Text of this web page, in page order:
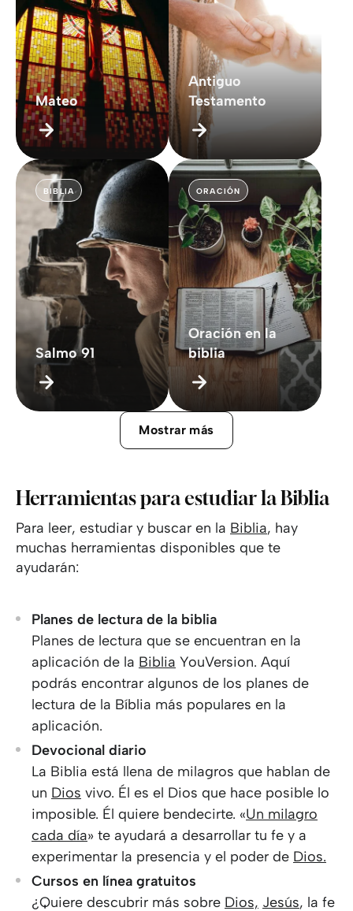
Mateo
Antiguo
Testamento
BIBLIA
Salmo 91
ORACIÓN
Oración en la
biblia
Mostrar más
Herramientas para estudiar la Biblia
Para leer, estudiar y buscar en la Biblia, hay
muchas herramientas disponibles que te
ayudarán:
Planes de lectura de la biblia
Planes de lectura que se encuentran en la
aplicación de la Biblia YouVersion. Aquí
podrás encontrar algunos de los planes de
lectura de la Bíblia más populares en la
aplicación.
Devocional diario
La Biblia está llena de milagros que hablan de
un Dios vivo. Él es el Dios que hace posible lo
imposible. Él quiere bendecirte. «Un milagro
cada día» te ayudará a desarrollar tu fe y a
experimentar la presencia y el poder de Dios.
Cursos en línea gratuitos
¿Quiere descubrir más sobre Dios, Jesús, la fe